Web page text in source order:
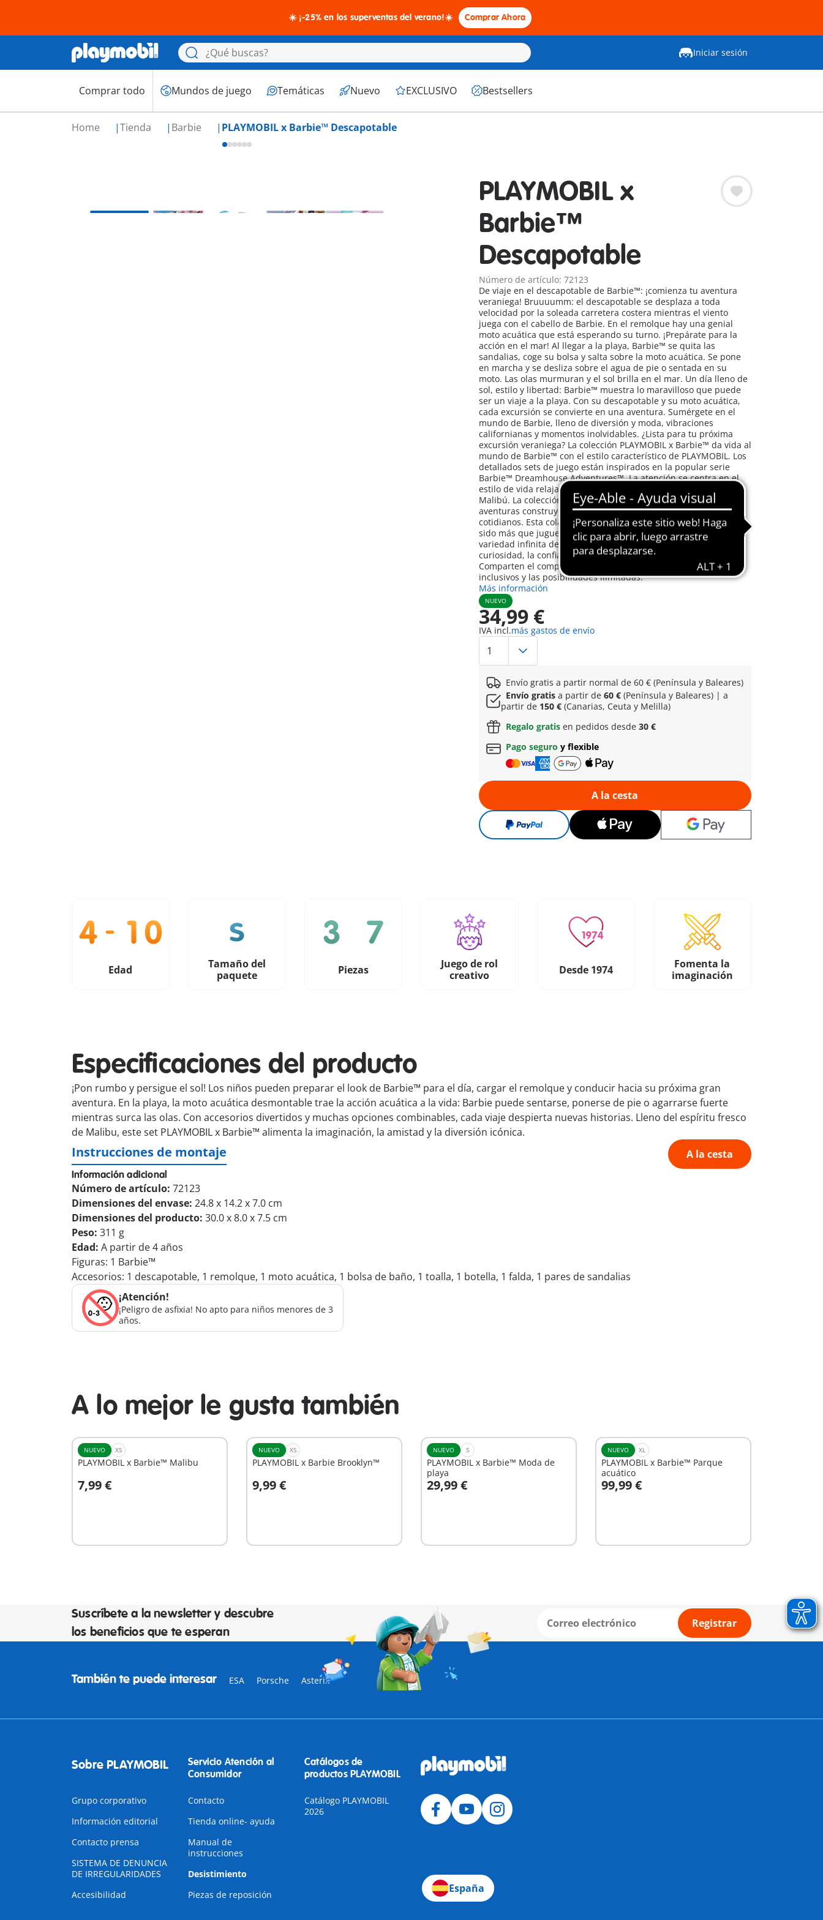
☀️ ¡-25% en los superventas del verano!☀️ Comprar Ahora
Iniciar sesión
Comprar todo Mundos de juego Temáticas Nuevo EXCLUSIVO Bestsellers
Home Tienda Barbie PLAYMOBIL x Barbie™ Descapotable
PLAYMOBIL x
Barbie™
Descapotable
Número de artículo: 72123
De viaje en el descapotable de Barbie™: ¡comienza tu aventura
veraniega! Bruuuumm: el descapotable se desplaza a toda
velocidad por la soleada carretera costera mientras el viento
juega con el cabello de Barbie. En el remolque hay una genial
moto acuática que está esperando su turno. ¡Prepárate para la
acción en el mar! Al llegar a la playa, Barbie™ se quita las
sandalias, coge su bolsa y salta sobre la moto acuática. Se pone
en marcha y se desliza sobre el agua de pie o sentada en su
moto. Las olas murmuran y el sol brilla en el mar. Un día lleno de
sol, estilo y libertad: Barbie™ muestra lo maravilloso que puede
ser un viaje a la playa. Con su descapotable y su moto acuática,
cada excursión se convierte en una aventura. Sumérgete en el
mundo de Barbie, lleno de diversión y moda, vibraciones
californianas y momentos inolvidables. ¿Lista para tu próxima
excursión veraniega? La colección PLAYMOBIL x Barbie™ da vida al
mundo de Barbie™ con el estilo característico de PLAYMOBIL. Los
detallados sets de juego están inspirados en la popular serie
Barbie™ Dreamhouse Adventures™. La atención se centra en el
estilo de vida relajado y en la vida cotidiana en la playa de
Malibú. La colección invita a niñas y niños a crear sus propias
aventuras construyendo, combinando y recreando momentos
cotidianos. Esta colaboración une a dos marcas que siempre han
sido más que juguetes. Barbie™ y PLAYMOBIL representan una
variedad infinita de historias imaginativas y fomentan la
curiosidad, la confianza y la creatividad de los más pequeños.
Comparten el compromiso con el juego inspirador, los mundos
inclusivos y las posibilidades ilimitadas.
Más información
NUEVO
34,99 €
IVA incl.más gastos de envío
Envío gratis a partir normal de 60 € (Península y Baleares)
Envío gratis a partir de 60 €(Península y Baleares) | a
partir de 150 €(Canarias, Ceuta y Melilla)
Regalo gratis en pedidos desde 30 €
Pago seguro y flexible
A la cesta
Edad
Tamaño del
paquete
Piezas
Juego de rol
creativo
Desde 1974
Fomenta la
imaginación
Especificaciones del producto
¡Pon rumbo y persigue el sol! Los niños pueden preparar el look de Barbie™ para el día, cargar el remolque y conducir hacia su próxima gran
aventura. En la playa, la moto acuática desmontable trae la acción acuática a la vida: Barbie puede sentarse, ponerse de pie o agarrarse fuerte
mientras surca las olas. Con accesorios divertidos y muchas opciones combinables, cada viaje despierta nuevas historias. Lleno del espíritu fresco
de Malibu, este set PLAYMOBIL x Barbie™ alimenta la imaginación, la amistad y la diversión icónica.
A la cesta
Instrucciones de montaje
Información adicional
Número de artículo: 72123
Dimensiones del envase: 24.8 x 14.2 x 7.0 cm
Dimensiones del producto: 30.0 x 8.0 x 7.5 cm
Peso: 311 g
Edad: A partir de 4 años
Figuras: 1 Barbie™
Accesorios: 1 descapotable, 1 remolque, 1 moto acuática, 1 bolsa de baño, 1 toalla, 1 botella, 1 falda, 1 pares de sandalias
¡Atención!
¡Peligro de asfixia! No apto para niños menores de 3
años.
A lo mejor le gusta también
NUEVO XS
PLAYMOBIL x Barbie™ Malibu
7,99 €
A la cesta
NUEVO XS
PLAYMOBIL x Barbie Brooklyn™
9,99 €
A la cesta
NUEVO S
PLAYMOBIL x Barbie™ Moda de
playa
29,99 €
A la cesta
NUEVO XL
PLAYMOBIL x Barbie™ Parque
acuático
99,99 €
A la cesta
Suscríbete a la newsletter y descubre
los beneficios que te esperan
Registrar
También te puede interesar ESA Porsche Asterix
Sobre PLAYMOBIL
Grupo corporativo
Información editorial
Contacto prensa
SISTEMA DE DENUNCIA
DE IRREGULARIDADES
Accesibilidad
Servicio Atención al
Consumidor
Contacto
Tienda online- ayuda
Manual de
instrucciones
Desistimiento
Piezas de reposición
Catálogos de
productos PLAYMOBIL
Catálogo PLAYMOBIL
2026
España